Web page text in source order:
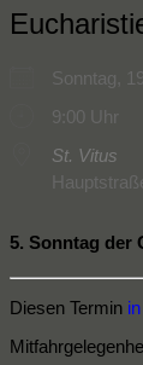
Sonntag,
9:00 Uhr
St. Vitus
5. Sonntag der
Diesen Termin